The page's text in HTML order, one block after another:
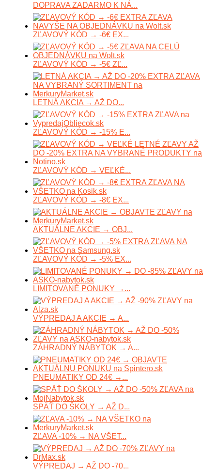
DOPRAVA ZADARMO K NÁ...
ZĽAVOVÝ KÓD → -6€ EX...
ZĽAVOVÝ KÓD → -5€ ZĽ...
LETNÁ AKCIA → AŽ DO...
ZĽAVOVÝ KÓD → -15% E...
ZĽAVOVÝ KÓD → VEĽKÉ...
ZĽAVOVÝ KÓD → -8€ EX...
AKTUÁLNE AKCIE → OBJ...
ZĽAVOVÝ KÓD → -5% EX...
LIMITOVANÉ PONUKY →...
VÝPREDAJ A AKCIE → A...
ZÁHRADNÝ NÁBYTOK → A...
PNEUMATIKY OD 24€ →...
SPÄŤ DO ŠKOLY → AŽ D...
ZĽAVA -10% → NA VŠET...
VÝPREDAJ → AŽ DO -70...